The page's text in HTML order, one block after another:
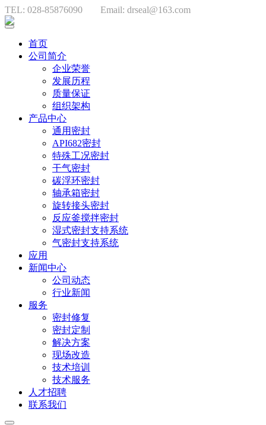
TEL: 028-85876090 Email: drseal@163.com
首页
公司简介
企业荣誉
发展历程
质量保证
组织架构
产品中心
通用密封
API682密封
特殊工况密封
干气密封
碳浮环密封
轴承箱密封
旋转接头密封
反应釜搅拌密封
湿式密封支持系统
气密封支持系统
应用
新闻中心
公司动态
行业新闻
服务
密封修复
密封定制
解决方案
现场改造
技术培训
技术服务
人才招聘
联系我们